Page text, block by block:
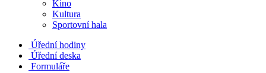
Kino
Kultura
Sportovní hala
Úřední hodiny
Úřední deska
Formuláře